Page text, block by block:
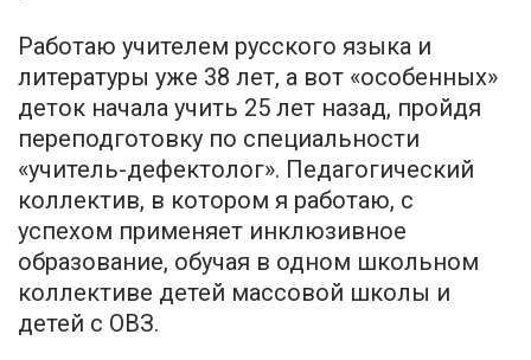
Работаю учителем русского языка и
литературы уже 38 лет, а вот «особенных»
деток начала учить 25 лет назад, пройдя
переподготовку по специальности
«учитель-дефектолог». Педагогический
коллектив, в котором я работаю, с
успехом применяет инклюзивное
образование, обучая в одном школьном
коллективе детей массовой школы и
детей с ОВЗ.